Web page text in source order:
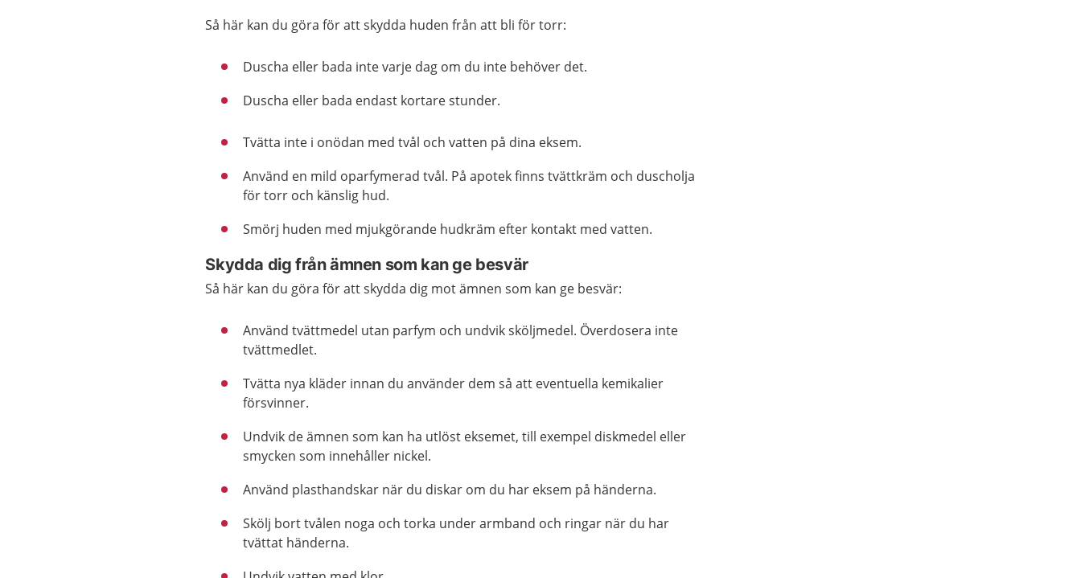
Så här kan du göra för att skydda huden från att bli för torr:
Duscha eller bada inte varje dag om du inte behöver det.
Duscha eller bada endast kortare stunder.
Tvätta inte i onödan med tvål och vatten på dina eksem.
Använd en mild oparfymerad tvål. På apotek finns tvättkräm och duscholja
för torr och känslig hud.
Smörj huden med mjukgörande hudkräm efter kontakt med vatten.
Skydda dig från ämnen som kan ge besvär
Så här kan du göra för att skydda dig mot ämnen som kan ge besvär:
Använd tvättmedel utan parfym och undvik sköljmedel. Överdosera inte
tvättmedlet.
Tvätta nya kläder innan du använder dem så att eventuella kemikalier
försvinner.
Undvik de ämnen som kan ha utlöst eksemet, till exempel diskmedel eller
smycken som innehåller nickel.
Använd plasthandskar när du diskar om du har eksem på händerna.
Skölj bort tvålen noga och torka under armband och ringar när du har
tvättat händerna.